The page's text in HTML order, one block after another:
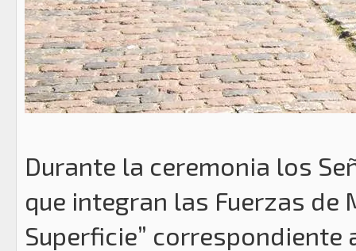
Durante la ceremonia los
que integran las Fuerzas de
Superficie”